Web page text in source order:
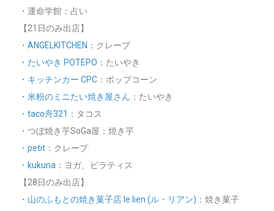
・運命学館：占い
【21日のみ出店】
・ANGELKITCHEN ：クレープ
・たいやき POTEPO ：たいやき
・キッチンカー CPC：ポップコーン
・米粉のミニたい焼き屋さん ：たいやき
・taco舟321 ：タコス
・つぼ焼き芋SoGa屋：焼き芋
・petit：クレープ
・kukuna：ヨガ、ピラティス
【28日のみ出店】
・山のふもとの焼き菓子店 le lien (ル・リアン) ：焼き菓子